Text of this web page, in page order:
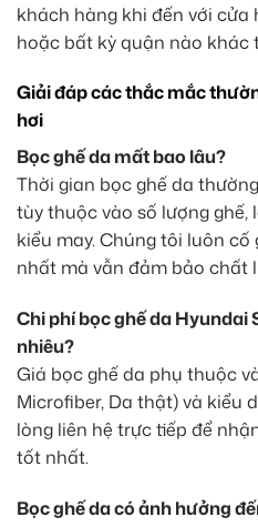
khách hàng khi đến với cửa
hoặc bất kỳ quận nào khác
Giải đáp các thắc mắc
hơi
Bọc ghế da mất bao lâu?
Thời gian bọc ghế da
tùy thuộc vào số lượng
kiểu may. Chúng tôi luôn
nhất mà vẫn đảm bảo chất
Chi phí bọc ghế da Hyundai
nhiêu?
Giá bọc ghế da phụ thuộc
Microfiber, Da thật) và kiểu
lòng liên hệ trực tiếp để
tốt nhất.
Bọc ghế da có ảnh hưởng